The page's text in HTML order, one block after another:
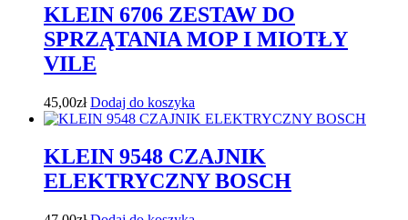
KLEIN 6706 ZESTAW DO
SPRZĄTANIA MOP I MIOTŁY
VILE
45,00zł Dodaj do koszyka
KLEIN 9548 CZAJNIK
ELEKTRYCZNY BOSCH